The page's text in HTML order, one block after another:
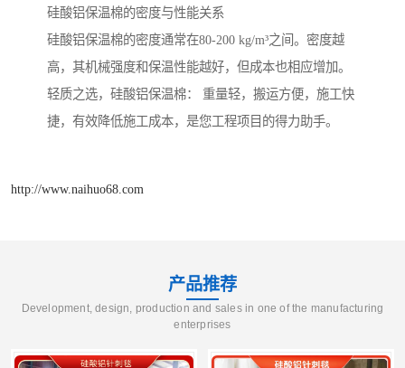
硅酸铝保温棉的密度与性能关系
硅酸铝保温棉的密度通常在80-200 kg/m³之间。密度越
高，其机械强度和保温性能越好，但成本也相应增加。
轻质之选，硅酸铝保温棉： 重量轻，搬运方便，施工快
捷，有效降低施工成本，是您工程项目的得力助手。
http://www.naihuo68.com
产品推荐
Development, design, production and sales in one of the manufacturing
enterprises